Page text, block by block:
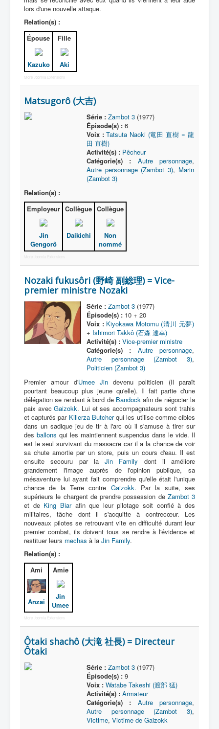
lors d'une nouvelle attaque.
Relation(s) :
Épouse
Kazuko
Fille
Aki
More Joomla Extensions
Matsugorô (大吉)
Série : Zambot 3(1977)
Épisode(s) :6
Voix : Tatsuta Naoki (竜田 直樹 = 龍
田 直樹)
Activité(s) : Pêcheur
Catégorie(s) :
Autre personnage,
Autre personnage (Zambot 3), Marin
(Zambot 3)
Relation(s) :
Employeur
Jin
Gengorô
Collègue
Daikichi
Collègue
Non
nommé
More Joomla Extensions
Nozaki fukusôri (野崎 副総理) = Vice-
premier ministre Nozaki
Série : Zambot 3(1977)
Épisode(s) :10 + 20
Voix : Kiyokawa Motomu (清川 元夢)
+ Ishimori Takkô (石森 達幸)
Activité(s) : Vice-premier ministre
Catégorie(s) :
Autre personnage,
Autre personnage (Zambot 3),
Politicien (Zambot 3)
Premier amour d'Umee Jindevenu politicien (Il paraît
pourtant beaucoup plus jeune qu'elle). Il fait partie d'une
délégation se rendant à bord de Bandockafin de négocier la
paix avecGaizokk. Lui et ses accompagnateurs sont trahis
et capturés par Killerza Butcherqui les utilise comme cibles
dans un sadique jeu de tir à l'arc où il s'amuse à tirer sur
des ballons qui les maintiennent suspendus dans le vide. Il
est le seul survivant du massacre car il a la chance de voir
sa chute amortie par un store, puis un cours d'eau. Il est
ensuite secouru par la Jin Family dont il améliore
grandement l'image auprès de l'opinion publique, sa
mésaventure lui ayant fait comprendre qu'elle était l'unique
chance de la Terre contre Gaizokk. Par la suite, ses
supérieurs le chargent de prendre possession de Zambot 3
et de King Biarafin que leur pilotage soit confié à des
militaires, tâche dont il s'acquitte à contrecœur. Les
nouveaux pilotes se retrouvant vite en difficulté durant leur
premier combat, ils doivent tous se rendre à l'évidence et
restituer leurs mechas à la Jin Family.
Relation(s) :
Ami
Anzai
Amie
Jin
Umee
More Joomla Extensions
Ôtaki shachô (大滝 社長) = Directeur
Ôtaki
Série : Zambot 3(1977)
Épisode(s) :9
Voix : Watabe Takeshi (渡部 猛)
Activité(s) : Armateur
Catégorie(s) :
Autre personnage,
Autre personnage (Zambot 3),
Victime, Victime de Gaizokk